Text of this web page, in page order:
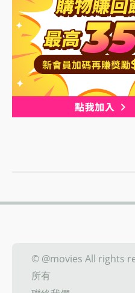
© @movies All rights
所有